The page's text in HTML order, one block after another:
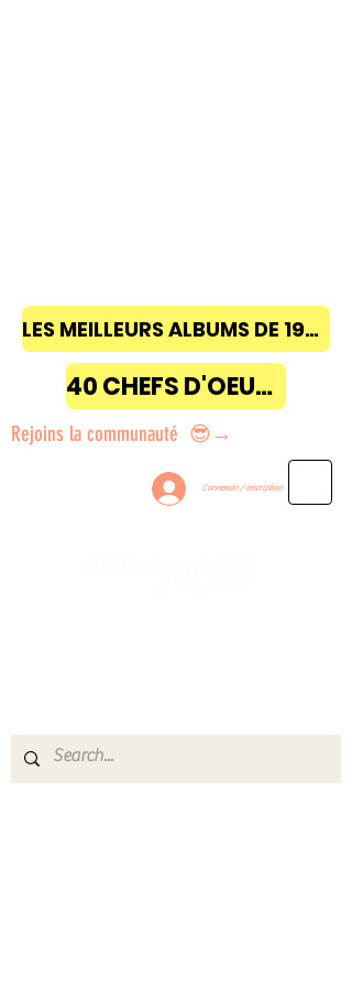
LES MEILLEURS ALBUMS DE 1968 à 2018
40 CHEFS D'OEUVRE
Rejoins la communauté 😎→
Connexion / Inscription